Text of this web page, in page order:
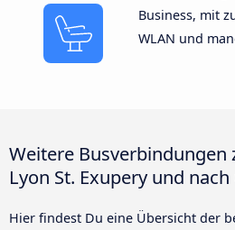
Business, mit
WLAN und
Weitere Busverbindungen
Lyon St. Exupery und
Hier findest Du eine Übersicht der